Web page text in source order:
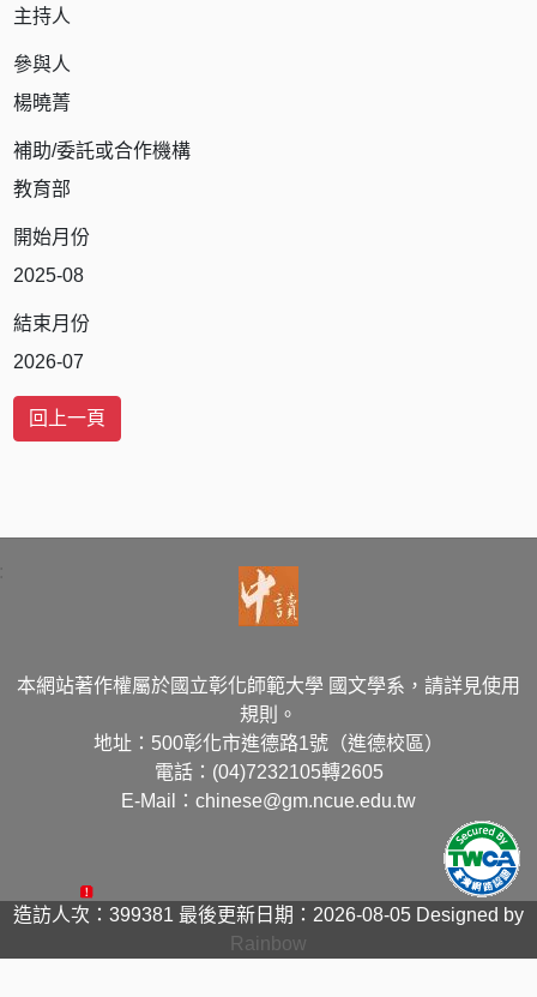
主持人
參與人
楊曉菁
補助/委託或合作機構
教育部
開始月份
2025-08
結束月份
2026-07
本網站著作權屬於國立彰化師範大學 國文學系，請詳見使用
規則。
地址：500彰化市進德路1號（進德校區）
電話：(04)7232105轉2605
E-Mail：chinese@gm.ncue.edu.tw
造訪人次：399381 最後更新日期：2026-08-05 Designed by
Rainbow